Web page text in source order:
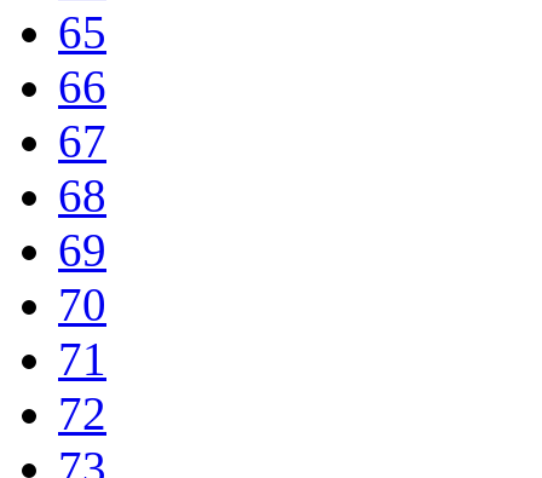
65
66
67
68
69
70
71
72
73